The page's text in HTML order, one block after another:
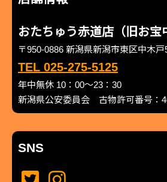
おたちゅう赤道店（旧お宝
〒950-0886 新潟県新潟市東区中木戸
TEL 025-275-5125
年中無休 10：00～23：30
新潟県公安委員会 古物許可番号：
SNS